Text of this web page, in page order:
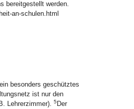
bereitgestellt werden.
an-schulen.html
besonders geschütztes
ist nur den
Lehrerzimmer). 5 Der